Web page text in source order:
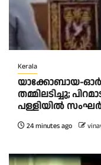
Kerala
യാക്കോബായ-
തമ്മിലടിച്ചു;
പള്ളിയിൽ
24 minutes ago